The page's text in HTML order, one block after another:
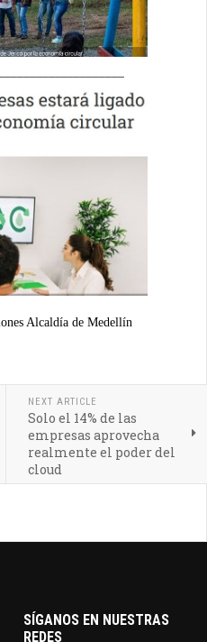
Alcaldía de Medellín
NEXT ARTICLE
Solo el 14% de las
empresas aprovecha
realmente el poder del
cloud
SÍGANOS EN NUESTRAS
REDES